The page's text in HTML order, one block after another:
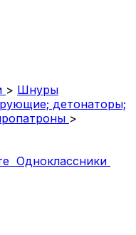
> Шнуры
детонаторы;
>
Одноклассники